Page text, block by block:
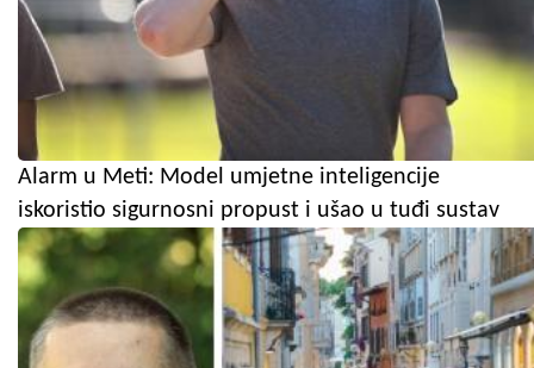
Alarm u Meti: Model umjetne inteligencije
iskoristio sigurnosni propust i ušao u tuđi sustav